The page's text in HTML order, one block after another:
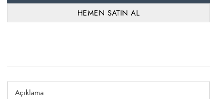
HEMEN SATIN AL
Açıklama